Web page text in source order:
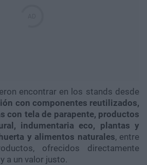
encontrar en los stands desde
con componentes reutilizados,
con tela de parapente, productos
indumentaria eco, plantas y
y alimentos naturales, entre
ofrecidos directamente
a un valor justo.